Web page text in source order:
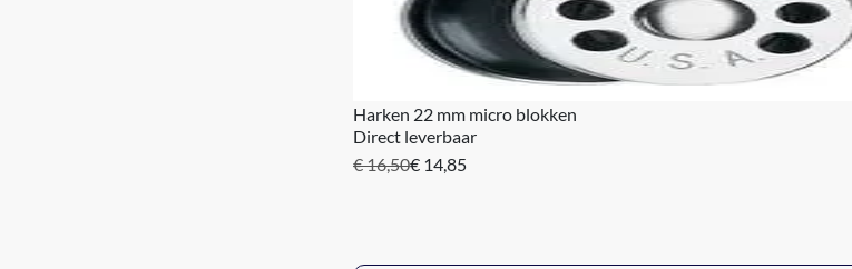
Harken 22 mm micro blokken
Direct leverbaar
€ 16,50€ 14,85